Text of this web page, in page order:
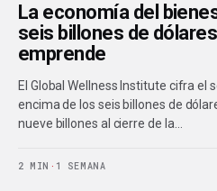
La economía del
seis billones de
emprende
El Global Wellness Institute cifra el
encima de los seis billones de
nueve billones al cierre de la…
2 MIN · 1 SEMANA